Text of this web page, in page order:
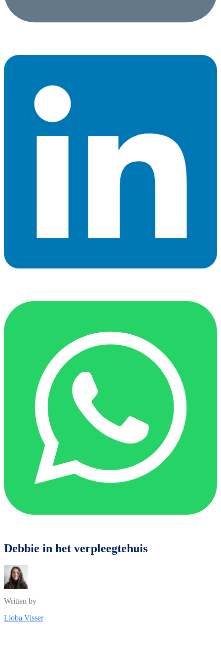
Debbie in het verpleegtehuis
Written by
Lioba Visser